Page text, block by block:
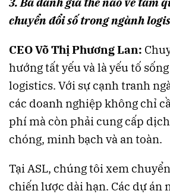
chuyển đổi số trong ngành
CEO Võ Thị Phương Lan:
hướng tất yếu và là yếu tố
logistics. Với sự cạnh tranh
các doanh nghiệp không chỉ
phí mà còn phải cung cấp
chóng, minh bạch và an toàn.
Tại ASL, chúng tôi xem
chiến lược dài hạn. Các dự án